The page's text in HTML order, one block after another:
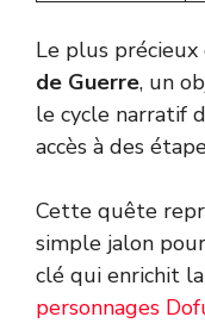
Le plus précieux
de Guerre, un
le cycle narratif
accès à des
Cette quête
simple jalon
clé qui enrichit la
personnages